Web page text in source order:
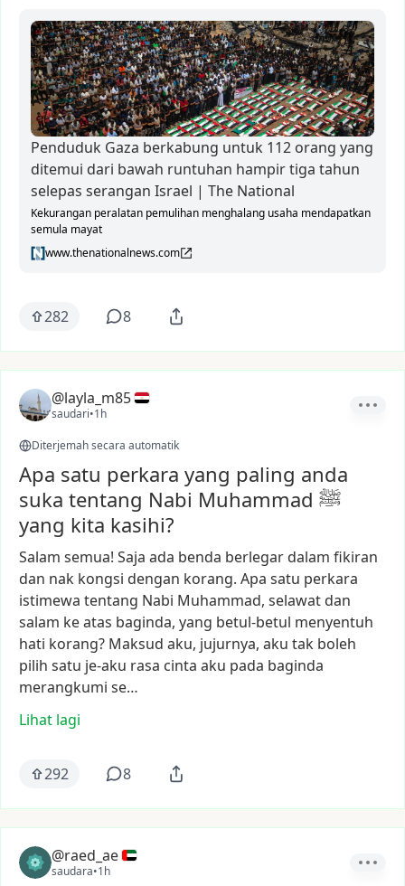
Penduduk Gaza berkabung untuk 112 orang yang
ditemui dari bawah runtuhan hampir tiga tahun
selepas serangan Israel | The National
Kekurangan peralatan pemulihan menghalang usaha mendapatkan
semula mayat
www.thenationalnews.com
282 8
@layla_m85
saudari•1h
Diterjemah secara automatik
Apa satu perkara yang paling anda
suka tentang Nabi Muhammad ﷺ
yang kita kasihi?
Salam semua! Saja ada benda berlegar dalam fikiran
dan nak kongsi dengan korang. Apa satu perkara
istimewa tentang Nabi Muhammad, selawat dan
salam keatas baginda, yang betul-betul menyentuh
hati korang? Maksud aku, jujurnya, aku tak boleh
pilih satu je-aku rasa cinta aku pada baginda
merangkumi se…
Lihat lagi
292 8
@raed_ae
saudara•1h